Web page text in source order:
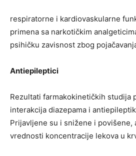
respiratorne i kardiovaskularne
primena sa narkotičkim
psihičku zavisnost zbog
Antiepileptici
Rezultati farmakokinetičkih studija
interakcija diazepama i
Prijavljene su i snižene i povišene,
vrednosti koncentracije lekova u